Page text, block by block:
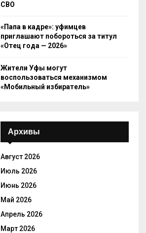
СВО
«Папа в кадре»: уфимцев
приглашают побороться за титул
«Отец года — 2026»
Жители Уфы могут
воспользоваться механизмом
«Мобильный избиратель»
Архивы
Август 2026
Июль 2026
Июнь 2026
Май 2026
Апрель 2026
Март 2026